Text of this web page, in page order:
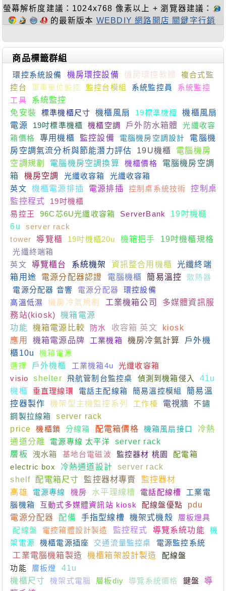
螢幕解析度建議：1024x768 像素以上 + 瀏覽器建議：
的最新版本 WEBDIY 網路開店 關鍵字行銷
商品標籤群組
環控系統設備 機房環控設備 機房環控軟體
複合式監
控台
軍事單位監控 監控台模組 系統監控員
系統監控
工具
系統監控
免安裝
標準機櫃尺寸 機櫃風扇 19標準機櫃
機櫃風扇
電源
19吋標準機櫃 機櫃空調 戶外防水箱體
光纖收容
箱價格
專用機櫃 監控設備 電腦機房空調設計
電腦機
房空調氣流分析與節能潛力評估
19U機櫃
電腦機房
空調規劃
電腦機房空調換算 機櫃價格
電腦機房空調
箱
機房空調 光纖收容箱
光纖收容箱
英文
機櫃電源排插 電源排插 控制桌系統技術
控制桌
監控程式
19吋機櫃
易控王
96C芯6U光纖收容箱 ServerBank
19吋機櫃
6u
server rack
tower
導覽櫃 19吋機櫃20u 機箱把手
19吋機櫃規格
光纖終端箱
英文
導覽櫃台 系統機架 資訊整合用機櫃
光纖終端
箱用途
電源分配器認證 電腦機櫃 簡易溫控
散熱器
電源分配器 音響
電源分配器
環控設備
高溫低濕
機房冷氣規劃 工業機箱公司
多媒體資訊服
務站(kiosk)
機箱電源
功能
機箱電源比較 防水 收容箱 英文
kiosk
應用
機箱電源品牌 工業機箱 機房冷氣計算
戶外機
櫃10u
機箱電源
選擇
戶外機櫃 工業機箱4u
光纖收容箱
visio
shelter 飛航管制台監控桌 偵測到機箱侵入
41u
機櫃
垂直理線環 電話主配線箱 簡易溫控模組
簡易溫
控器製作
機架型主機監控系列 工作檯 電視牆
不鏽
鋼製拉線箱
server rack
price
機櫃鎖 分線箱 配電箱價格 機箱風扇接口
冷熱
通道分離
電源專線 太平洋
server rack
層板
洩水箱 基地台電磁波 監控器材 桃園
配電箱
electric box
冷熱通道設計
server rack
shelf
配電箱尺寸 監控器材專賣
監控器材
高雄
電源專線 機房 水平理線槽 電話配線槽
工業電
腦機箱
互動式多媒體資訊站 kiosk 配線盤優點
pdu
電源分配器
配備 手指型線槽 機架式機殼
層板燈具
配線盤
電控箱體設計製造 監控程式 導覽系統功能
機
架電源
機櫃電源插座 交通流量監控桌
電源監控系統
工業電腦機箱製造
機櫃箱架設計製造
配線盤
功能
層板燈
41u
機櫃尺寸
機架式電腦 層板diy 導覽系統價格 鍵盤
導